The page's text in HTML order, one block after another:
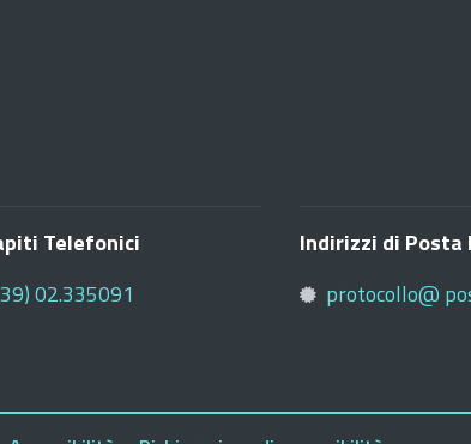
Telefonici
02.335091
Indirizzi di
protocollo@